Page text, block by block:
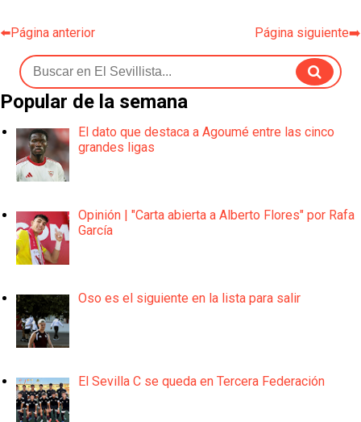
⬅️Página anterior Página siguiente➡️
Popular de la semana
El dato que destaca a Agoumé entre las cinco
grandes ligas
Opinión | "Carta abierta a Alberto Flores" por Rafa
García
Oso es el siguiente en la lista para salir
El Sevilla C se queda en Tercera Federación